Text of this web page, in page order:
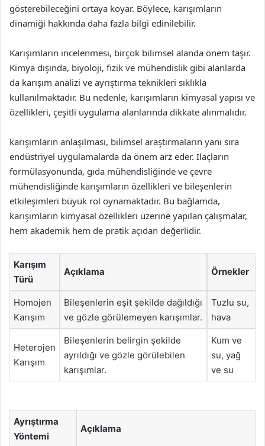
gösterebileceğini ortaya koyar. Böylece, karışımların
dinamiği hakkında daha fazla bilgi edinilebilir.
Karışımların incelenmesi, birçok bilimsel alanda önem taşır.
Kimya dışında, biyoloji, fizik ve mühendislik gibi alanlarda
da karışım analizi ve ayrıştırma teknikleri sıklıkla
kullanılmaktadır. Bu nedenle, karışımların kimyasal yapısı ve
özellikleri, çeşitli uygulama alanlarında dikkate alınmalıdır.
karışımların anlaşılması, bilimsel araştırmaların yanı sıra
endüstriyel uygulamalarda da önem arz eder. İlaçların
formülasyonunda, gıda mühendisliğinde ve çevre
mühendisliğinde karışımların özellikleri ve bileşenlerin
etkileşimleri büyük rol oynamaktadır. Bu bağlamda,
karışımların kimyasal özellikleri üzerine yapılan çalışmalar,
hem akademik hem de pratik açıdan değerlidir.
Karışım
Türü
Açıklama Örnekler
Homojen
Karışım
Bileşenlerin eşit şekilde dağıldığı
ve gözle görülemeyen karışımlar.
Tuzlu su,
hava
Heterojen
Karışım
Bileşenlerin belirgin şekilde
ayrıldığı ve gözle görülebilen
karışımlar.
Kum ve
su, yağ
ve su
Ayrıştırma
Yöntemi
Açıklama